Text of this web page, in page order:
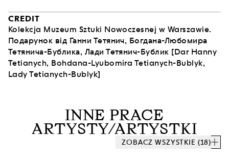
CREDIT
Kolekcja Muzeum Sztuki Nowoczesnej w Warszawie.
Подарунок від Ганни Тетянич, Богдана-Любомира
Тетянича-Бублика, Лади Тетянич-Бублик [Dar Hanny
Tetianych, Bohdana-Lyubomira Tetianych-Bublyk,
Lady Tetianych-Bublyk]
INNE PRACE
ARTYSTY/ARTYSTKI
ZOBACZ WSZYSTKIE (18)